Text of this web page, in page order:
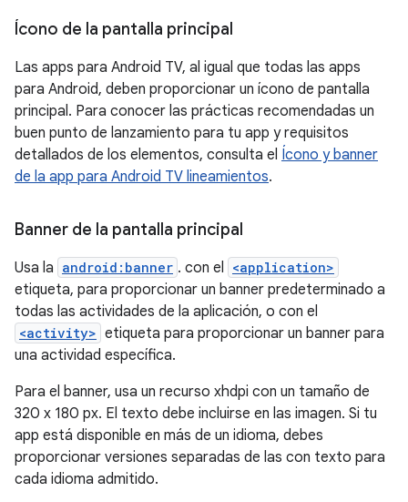
Ícono de la pantalla principal
Las apps para Android TV, al igual que todas las apps
para Android, deben proporcionar un ícono de pantalla
principal. Para conocer las prácticas recomendadas un
buen punto de lanzamiento para tu app y requisitos
detallados de los elementos, consulta el Ícono y banner
de la app para Android TV lineamientos.
Banner de la pantalla principal
Usa la android:banner . con el <application>
etiqueta, para proporcionar un banner predeterminado a
todas las actividades de la aplicación, o con el
<activity> etiqueta para proporcionar un banner para
una actividad específica.
Para el banner, usa un recurso xhdpi con un tamaño de
320 x 180 px. El texto debe incluirse en las imagen. Si tu
app está disponible en más de un idioma, debes
proporcionar versiones separadas de las con texto para
cada idioma admitido.